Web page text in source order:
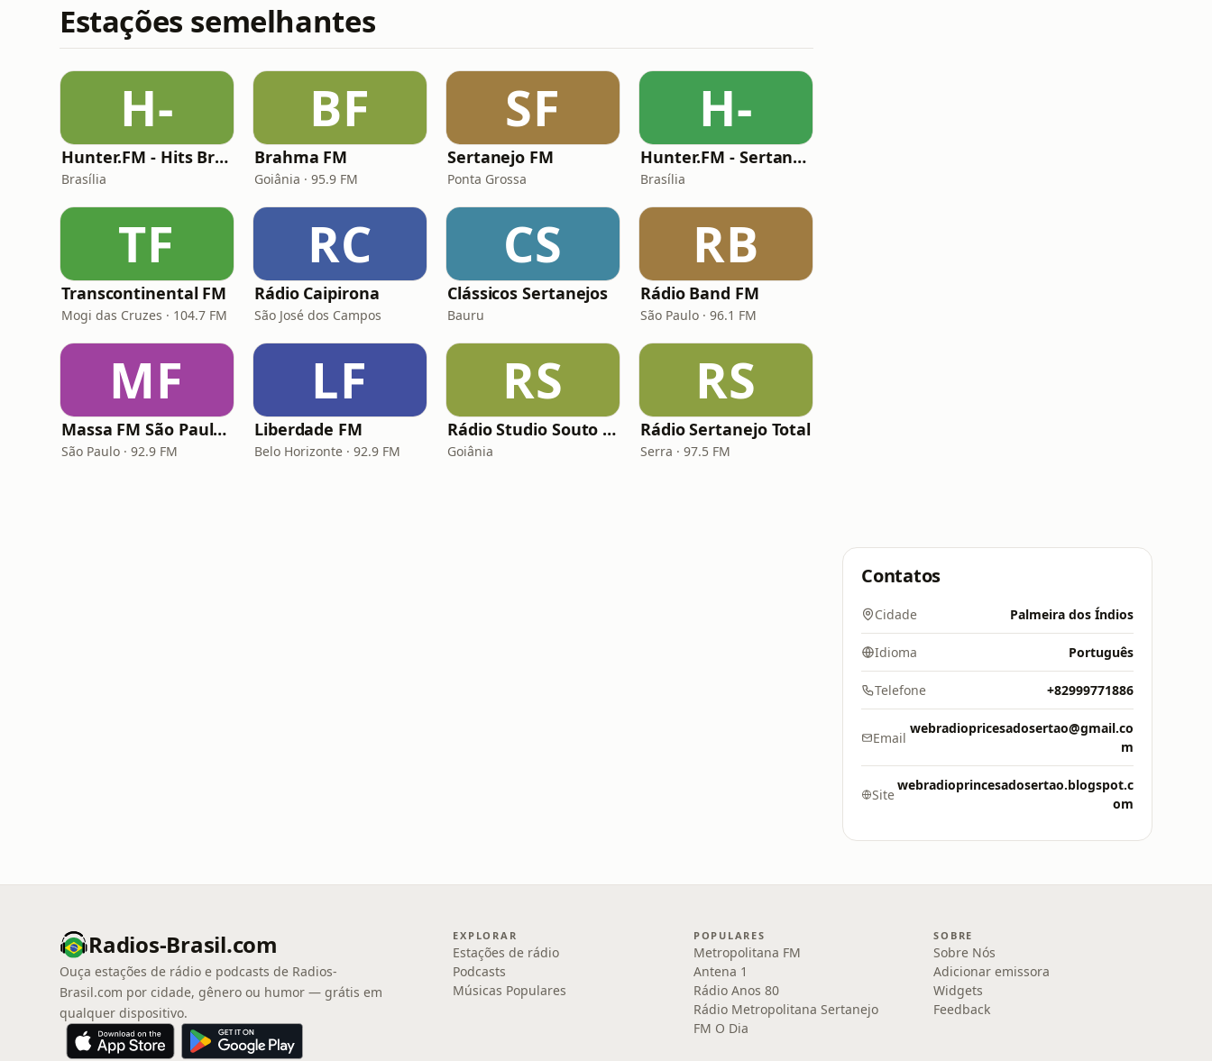
Estações semelhantes
H-
Hunter.FM - Hits Brasil
Brasília
BF
Brahma FM
Goiânia · 95.9 FM
SF
Sertanejo FM
Ponta Grossa
H-
Hunter.FM - Sertanejo
Brasília
TF
Transcontinental FM
Mogi das Cruzes · 104.7 FM
RC
Rádio Caipirona
São José dos Campos
CS
Clássicos Sertanejos
Bauru
RB
Rádio Band FM
São Paulo · 96.1 FM
MF
Massa FM São Paulo 92.9
São Paulo · 92.9 FM
LF
Liberdade FM
Belo Horizonte · 92.9 FM
RS
Rádio Studio Souto - Sertaneja
Goiânia
RS
Rádio Sertanejo Total
Serra · 97.5 FM
Contatos
Cidade Palmeira dos Índios
Idioma Português
Telefone +82999771886
Email
webradiopricesadosertao@gmail.co
m
Site
webradioprincesadosertao.blogspot.c
om
Radios-Brasil.com
Ouça estações de rádio e podcasts de Radios-
Brasil.com por cidade, gênero ou humor — grátis em
qualquer dispositivo.
EXPLORAR
Estações de rádio
Podcasts
Músicas Populares
POPULARES
Metropolitana FM
Antena 1
Rádio Anos 80
Rádio Metropolitana Sertanejo
FM O Dia
SOBRE
Sobre Nós
Adicionar emissora
Widgets
Feedback